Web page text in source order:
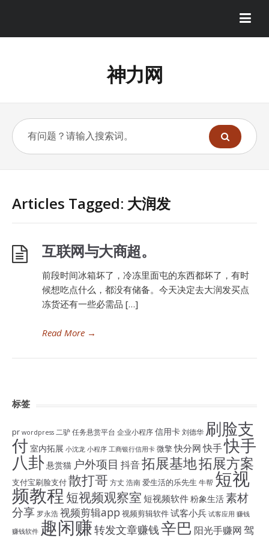
神力网
Articles Tagged: 大润发
互联网与大商超。
前段时间冰箱坏了，冷冻里面屯的东西都坏了，有时
候想吃点什么，都没有储备。今天决定去大润发买点
冻货还有一些必需品 […]
Read More →
标签
pr wordpress 二驴任务悬赏平台 企业小程序信用卡刘德华 刷脸支
付 室内拓展 小沈龙 小程序 工商银行信用卡 微擎快分网 快手快手
八卦悬赏猫 户外项目 抖音拓展基地拓展方案
支付宝刷脸支付散打哥 方丈 浩南爱生活的乐先生 牛帮 短视
频教程 短视频观察室 短视频软件粉象生活素材
分享 罗永浩视频剪辑app 视频剪辑软件试客小兵 试客应用 赚钱
赚钱软件 趣闲赚转发文章赚钱辛巴 阳光手赚网驾